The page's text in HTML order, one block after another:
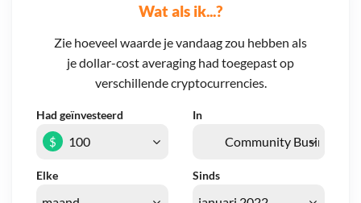
Wat als ik...?
Zie hoeveel waarde je vandaag zou hebben als
je dollar-cost averaging had toegepast op
verschillende cryptocurrencies.
Had geïnvesteerd In
Elke Sinds
$